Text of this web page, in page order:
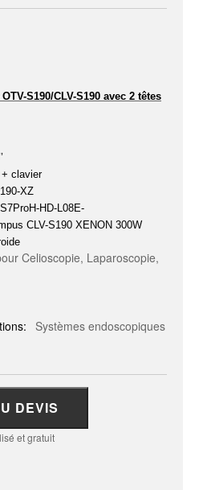
S190/CLV-S190 avec 2 têtes
+ clavier
XZ
HD-L08E-
CLV-S190 XENON 300W
Celioscopie, Laparoscopie,
Systèmes endoscopiques
DEVIS
et gratuit